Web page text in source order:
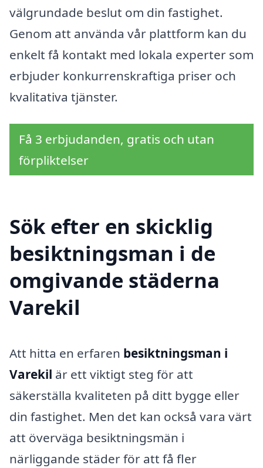
välgrundade beslut om din fastighet.
Genom att använda vår plattform kan du
enkelt få kontakt med lokala experter som
erbjuder konkurrenskraftiga priser och
kvalitativa tjänster.
Få 3 erbjudanden, gratis och utan
förpliktelser
Sök efter en skicklig
besiktningsman i de
omgivande städerna
Varekil
Att hitta en erfaren besiktningsman i
Varekil är ett viktigt steg för att
säkerställa kvaliteten på ditt bygge eller
din fastighet. Men det kan också vara värt
att överväga besiktningsmän i
närliggande städer för att få fler